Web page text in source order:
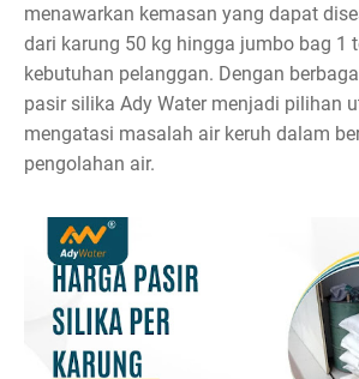
menawarkan kemasan yang dapat
dari karung 50 kg hingga jumbo bag 1
kebutuhan pelanggan. Dengan
pasir silika Ady Water menjadi pilihan
mengatasi masalah air keruh dalam
pengolahan air.